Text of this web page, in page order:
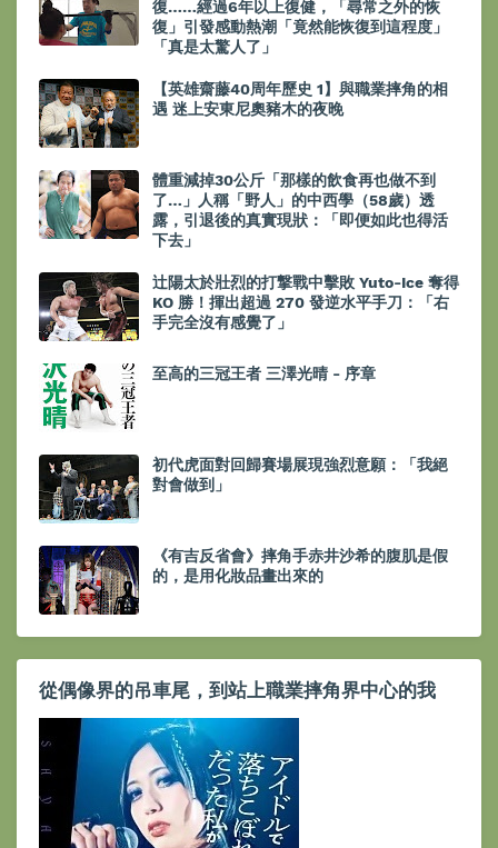
復……經過6年以上復健，「尋常之外的恢
復」引發感動熱潮「竟然能恢復到這程度」
「真是太驚人了」
【英雄齋藤40周年歷史 1】與職業摔角的相
遇 迷上安東尼奧豬木的夜晚
體重減掉30公斤「那樣的飲食再也做不到
了…」人稱「野人」的中西學（58歲）透
露，引退後的真實現狀：「即便如此也得活
下去」
辻陽太於壯烈的打撃戰中擊敗 Yuto-Ice 奪得
KO 勝！揮出超過 270 發逆水平手刀：「右
手完全沒有感覺了」
至高的三冠王者 三澤光晴 - 序章
初代虎面對回歸賽場展現強烈意願：「我絕
對會做到」
《有吉反省會》摔角手赤井沙希的腹肌是假
的，是用化妝品畫出來的
從偶像界的吊車尾，到站上職業摔角界中心的我